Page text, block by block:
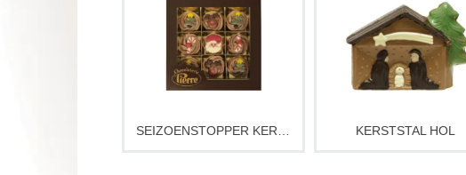
voor onder de boom.
Een feestelijke selectie van
ambachtelijke kerstbonbons.
Perfect als elegant
kerstcadeau of warme
als mooi kerstcadeau voor
onder de boom of traktatie
voor jezelf of geliefden.
Kleuren kunnen enigszins
KERSTSTAL HOL